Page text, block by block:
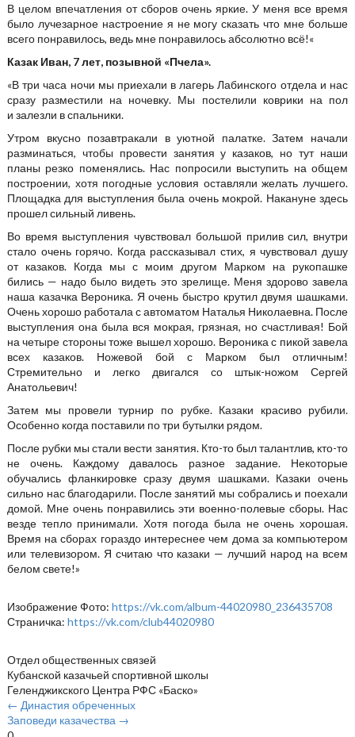
В целом впечатления от сборов очень яркие. У меня все время
было лучезарное настроение я не могу сказать что мне больше
всего понравилось, ведь мне понравилось абсолютно всё!«
Казак Иван, 7 лет, позывной «Пчела».
«В три часа ночи мы приехали в лагерь Лабинского отдела и нас
сразу разместили на ночевку. Мы постелили коврики на пол
и залезли в спальники.
Утром вкусно позавтракали в уютной палатке. Затем начали
разминаться, чтобы провести занятия у казаков, но тут наши
планы резко поменялись. Нас попросили выступить на общем
построении, хотя погодные условия оставляли желать лучшего.
Площадка для выступления была очень мокрой. Накануне здесь
прошел сильный ливень.
Во время выступления чувствовал большой прилив сил, внутри
стало очень горячо. Когда рассказывал стих, я чувствовал душу
от казаков. Когда мы с моим другом Марком на рукопашке
бились — надо было видеть это зрелище. Меня здорово завела
наша казачка Вероника. Я очень быстро крутил двумя шашками.
Очень хорошо работала с автоматом Наталья Николаевна. После
выступления она была вся мокрая, грязная, но счастливая! Бой
на четыре стороны тоже вышел хорошо. Вероника с пикой завела
всех казаков. Ножевой бой с Марком был отличным!
Стремительно и легко двигался со штык-ножом Сергей
Анатольевич!
Затем мы провели турнир по рубке. Казаки красиво рубили.
Особенно когда поставили по три бутылки рядом.
После рубки мы стали вести занятия. Кто-то был талантлив, кто-то
не очень. Каждому давалось разное задание. Некоторые
обучались фланкировке сразу двумя шашками. Казаки очень
сильно нас благодарили. После занятий мы собрались и поехали
домой. Мне очень понравились эти военно-полевые сборы. Нас
везде тепло принимали. Хотя погода была не очень хорошая.
Время на сборах гораздо интереснее чем дома за компьютером
или телевизором. Я считаю что казаки — лучший народ на всем
белом свете!»
ИзображениеФото: https://vk.com/album-44020980_236435708
Страничка: https://vk.com/club44020980
Отдел общественных связей
Кубанской казачьей спортивной школы
Геленджикского Центра РФС «Баско»
← Династия обреченных
Заповеди казачества →